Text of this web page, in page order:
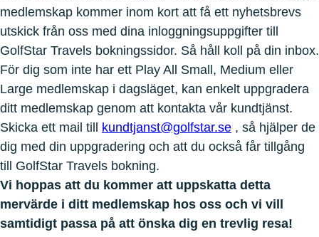
medlemskap kommer inom kort att få ett nyhetsbrevs
utskick från oss med dina inloggningsuppgifter till
GolfStar Travels bokningssidor. Så håll koll på din inbox.
För dig som inte har ett Play All Small, Medium eller
Large medlemskap i dagsläget, kan enkelt uppgradera
ditt medlemskap genom att kontakta vår kundtjänst.
Skicka ett mail till kundtjanst@golfstar.se , så hjälper de
dig med din uppgradering och att du också får tillgång
till GolfStar Travels bokning.
Vi hoppas att du kommer att uppskatta detta
mervärde i ditt medlemskap hos oss och vi vill
samtidigt passa på att önska dig en trevlig resa!